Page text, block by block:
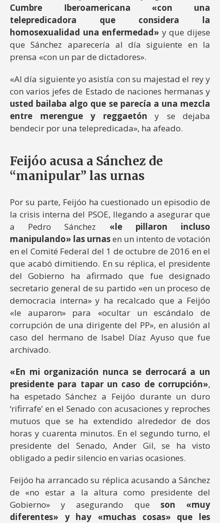
Cumbre Iberoamericana «con una
telepredicadora que considera la
homosexualidad una enfermedad» y que dijese
que Sánchez aparecería al día siguiente en la
prensa «con un par de dictadores».
«Al día siguiente yo asistía con su majestad el rey y
con varios jefes de Estado de naciones hermanas y
usted bailaba algo que se parecía a una mezcla
entre merengue y reggaetón y se dejaba
bendecir por una telepredicada», ha afeado.
Feijóo acusa a Sánchez de
“manipular” las urnas
Por su parte, Feijóo ha cuestionado un episodio de
la crisis interna del PSOE, llegando a asegurar que
a Pedro Sánchez «le pillaron incluso
manipulando» las urnasen un intento de votación
en el Comité Federal del 1 de octubre de 2016 en el
que acabó dimitiendo. En su réplica, el presidente
del Gobierno ha afirmado que fue designado
secretario general de su partido «en un proceso de
democracia interna» y ha recalcado que a Feijóo
«le auparon» para «ocultar un escándalo de
corrupción de una dirigente del PP», en alusión al
caso del hermano de Isabel Díaz Ayuso que fue
archivado.
«En mi organización nunca se derrocará a un
presidente para tapar un caso de corrupción»,
ha espetado Sánchez a Feijóo durante un duro
‘rifirrafe’ en el Senado con acusaciones y reproches
mutuos que se ha extendido alrededor de dos
horas y cuarenta minutos. En el segundo turno, el
presidente del Senado, Ander Gil, se ha visto
obligado a pedir silencio en varias ocasiones.
Feijóo ha arrancado su réplica acusando a Sánchez
de «no estar a la altura como presidente del
Gobierno» y asegurando que son «muy
diferentes» y hay «muchas cosas» que les